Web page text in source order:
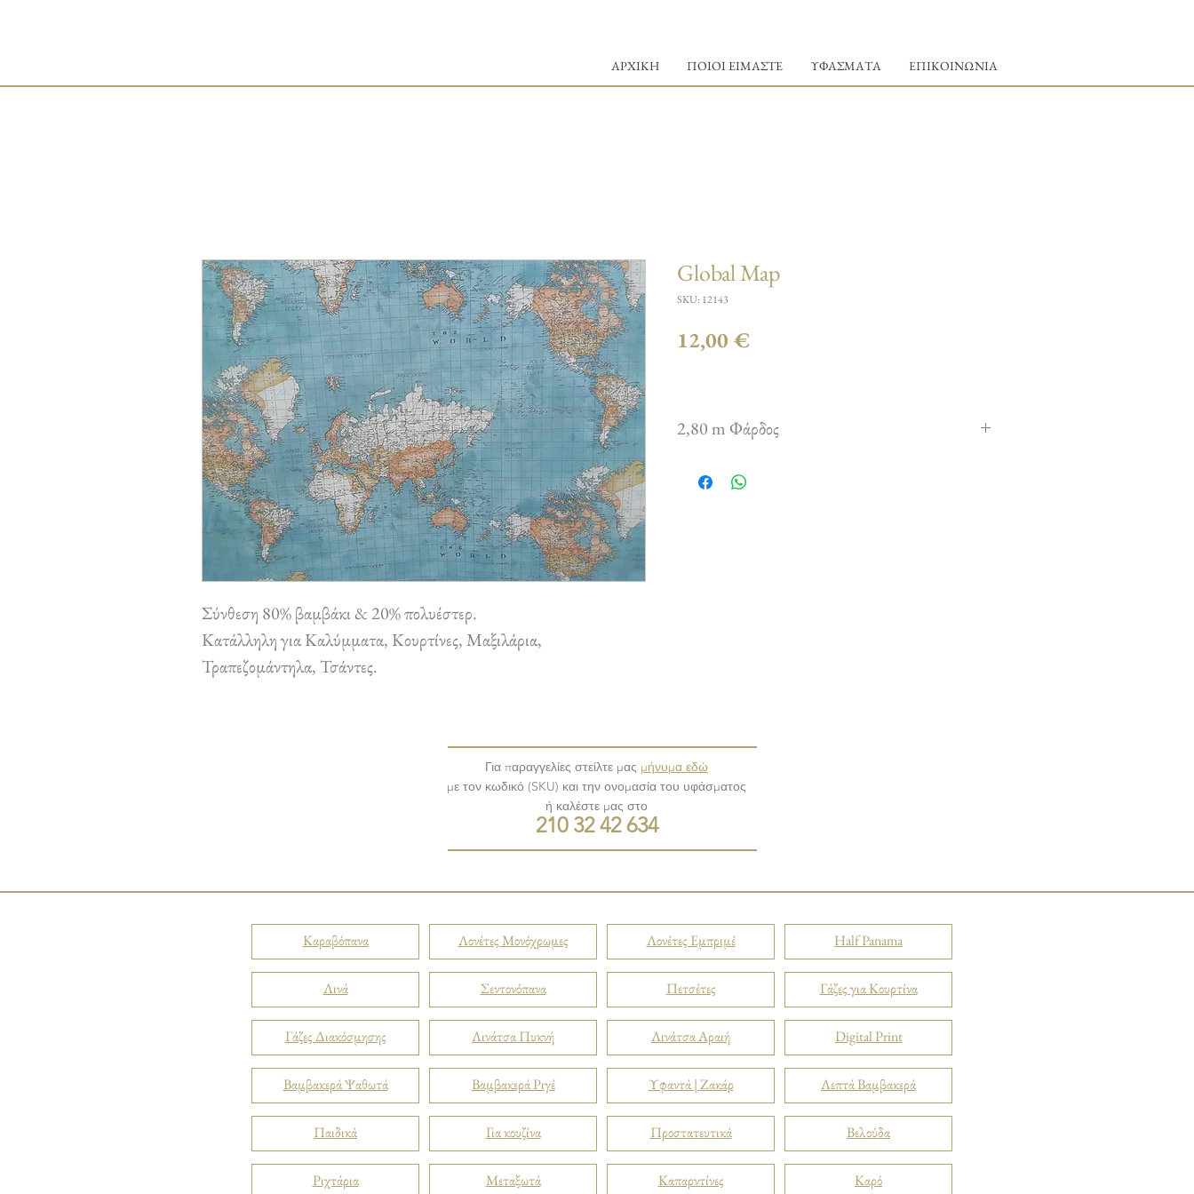
ΑΡΧΙΚΗ ΠΟΙΟΙ ΕΙΜΑΣΤΕ ΥΦΑΣΜΑΤΑ ΕΠΙΚΟΙΝΩΝΙΑ
Σύνθεση 80% βαμβάκι & 20% πολυέστερ.
Κατάλληλη για Καλύμματα, Κουρτίνες, Μαξιλάρια,
Τραπεζομάντηλα, Τσάντες.
Global Map
SKU: 12143
12,00 €
2,80 m Φάρδος
Για παραγγελίες στείλτε μας μήνυμα εδώ
με τον κωδικό (SKU) και την ονομασία του υφάσματος
ή καλέστε μας στο
210 32 42 634
Καραβόπανα
Λινά
Γάζες Διακόσμησης
Βαμβακερά Ψαθωτά
Παιδικά
Ριχτάρια
Λονέτες Μονόχρωμες
Σεντονόπανα
Λινάτσα Πυκνή
Βαμβακερά Ριγέ
Για κουζίνα
Μεταξωτά
Λονέτες Εμπριμέ
Πετσέτες
Λινάτσα Αραιή
Υφαντά | Ζακάρ
Προστατευτικά
Καπαρντίνες
Half Panama
Γάζες για Κουρτίνα
Digital Print
Λεπτά Βαμβακερά
Βελούδα
Καρό